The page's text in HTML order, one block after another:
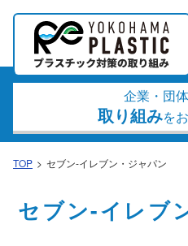
企業・団
取り組みを
TOP セブン-イレブン・ジャパン
セブン-イレブ